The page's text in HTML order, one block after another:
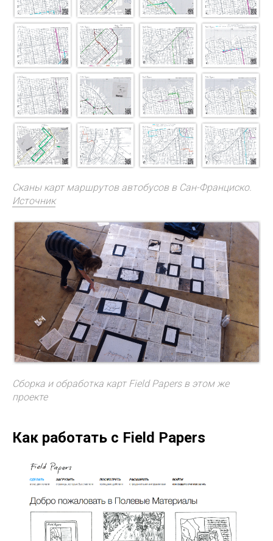
Сканы карт маршрутов автобусов в Сан-Франциско.
Источник
Сборка и обработка карт Field Papers в этом же
проекте
Как работать с Field Papers